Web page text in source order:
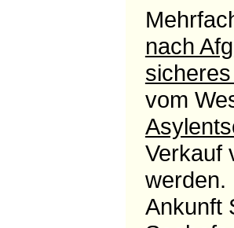
nach
vom
Verkauf
werden.
Ankunft